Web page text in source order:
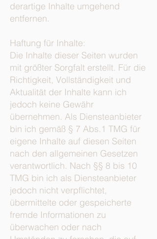
derartige Inhalte umgehend
entfernen.
Haftung für Inhalte:
Die Inhalte dieser Seiten wurden
mit größter Sorgfalt erstellt. Für die
Richtigkeit, Vollständigkeit und
Aktualität der Inhalte kann ich
jedoch keine Gewähr
übernehmen. Als Diensteanbieter
bin ich gemäß § 7 Abs.1 TMG für
eigene Inhalte auf diesen Seiten
nach den allgemeinen Gesetzen
verantwortlich. Nach §§ 8 bis 10
TMG bin ich als Diensteanbieter
jedoch nicht verpflichtet,
übermittelte oder gespeicherte
fremde Informationen zu
überwachen oder nach